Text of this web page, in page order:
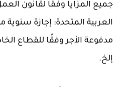
جميع المزايا وفقًا لقانون
العربية المتحدة: إجازة سنوية
مدفوعة الأجر وفقًا للقطاع
إلخ.